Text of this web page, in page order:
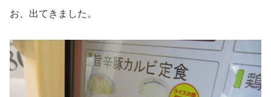
お、出てきました。